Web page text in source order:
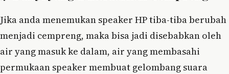
Jika anda menemukan speaker HP tiba-tiba berubah
menjadi cempreng, maka bisa jadi disebabkan oleh
air yang masuk ke dalam, air yang membasahi
permukaan speaker membuat gelombang suara